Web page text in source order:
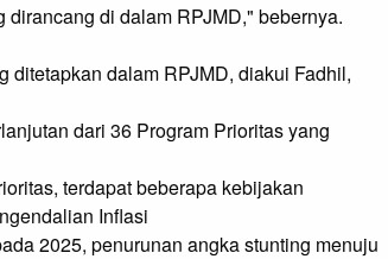
di dalam RPJMD," bebernya.
ditetapkan dalam RPJMD, diakui Fadhil,
dari 36 Program Prioritas yang
terdapat beberapa kebijakan
Inflasi
2025, penurunan angka stunting menuju